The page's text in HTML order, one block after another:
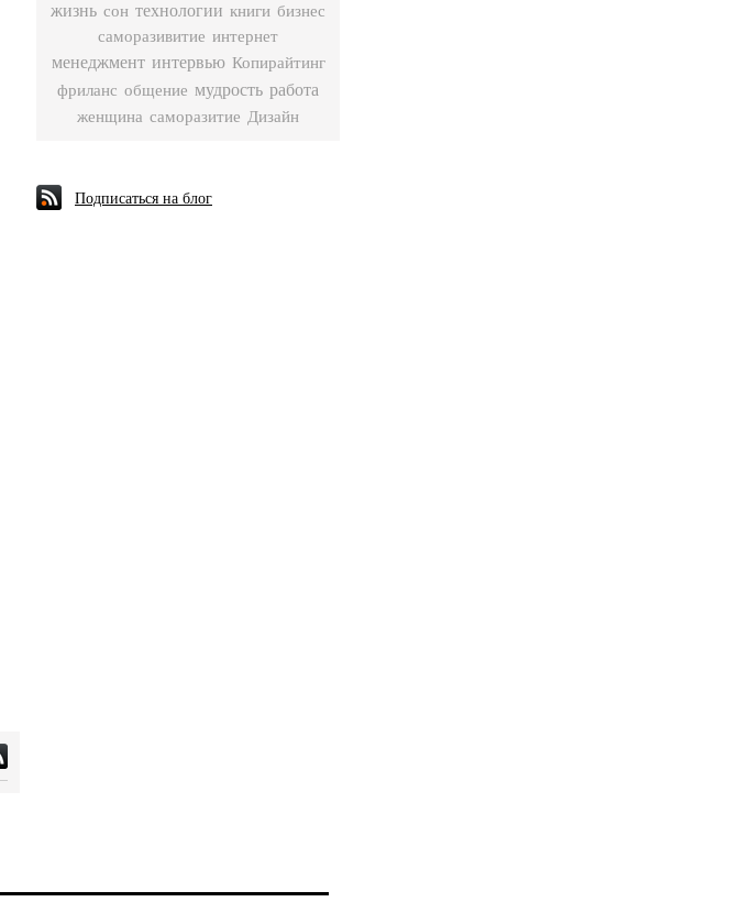
жизнь сон технологии книги бизнес
саморазивитие интернет
менеджмент интервью Копирайтинг
фриланс общение мудрость работа
женщина саморазитие Дизайн
Подписаться на блог